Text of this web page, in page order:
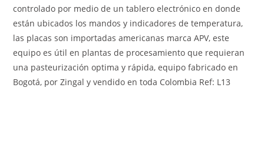
controlado por medio de un tablero electrónico en donde
están ubicados los mandos y indicadores de temperatura,
las placas son importadas americanas marca APV, este
equipo es útil en plantas de procesamiento que requieran
una pasteurización optima y rápida, equipo fabricado en
Bogotá, por Zingal y vendido en toda Colombia Ref: L13